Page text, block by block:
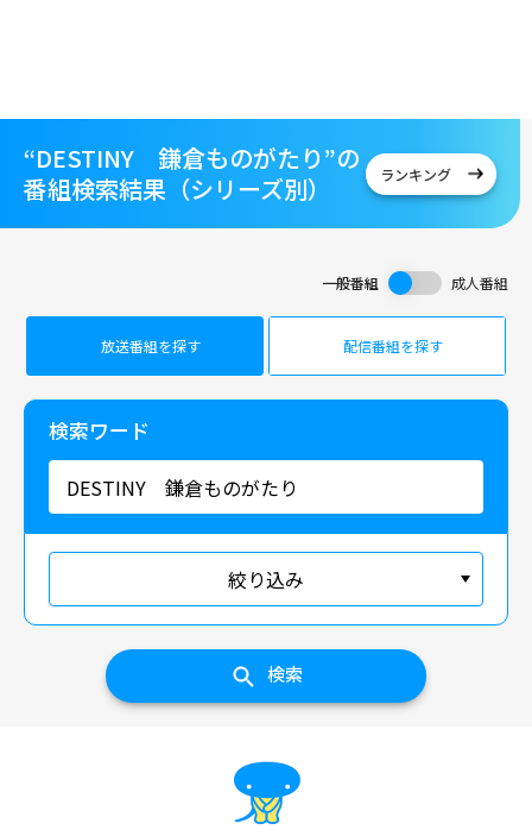
“DESTINY 鎌倉ものがたり”の
番組検索結果（シリーズ別）
ランキング
一般番組 成人番組
放送番組を探す 配信番組を探す
検索ワード
絞り込み
検索